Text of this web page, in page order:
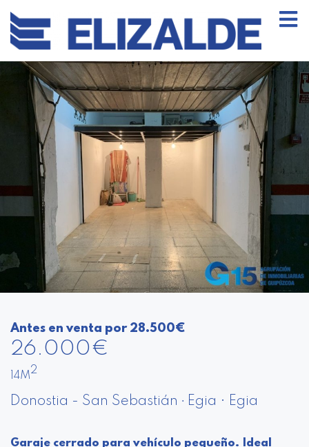
Antes en venta por 28.500€
26.000€
14M2
Donostia - San Sebastián • Egia • Egia
Garaje cerrado para vehículo pequeño. Ideal